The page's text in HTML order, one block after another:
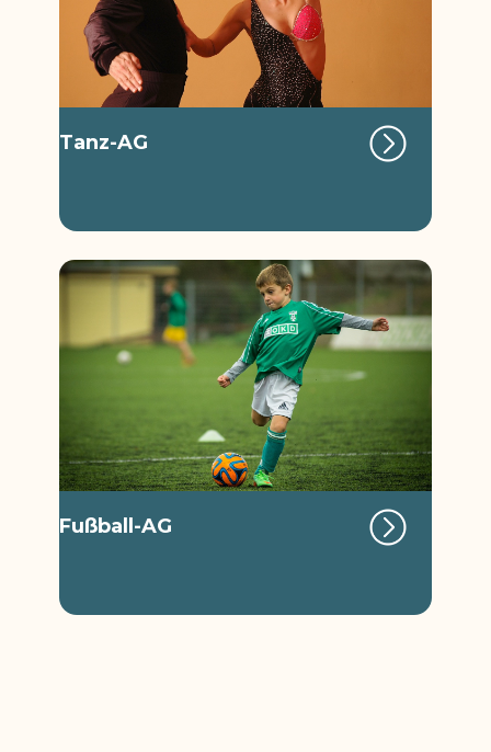
Tanz-AG
Fußball-AG